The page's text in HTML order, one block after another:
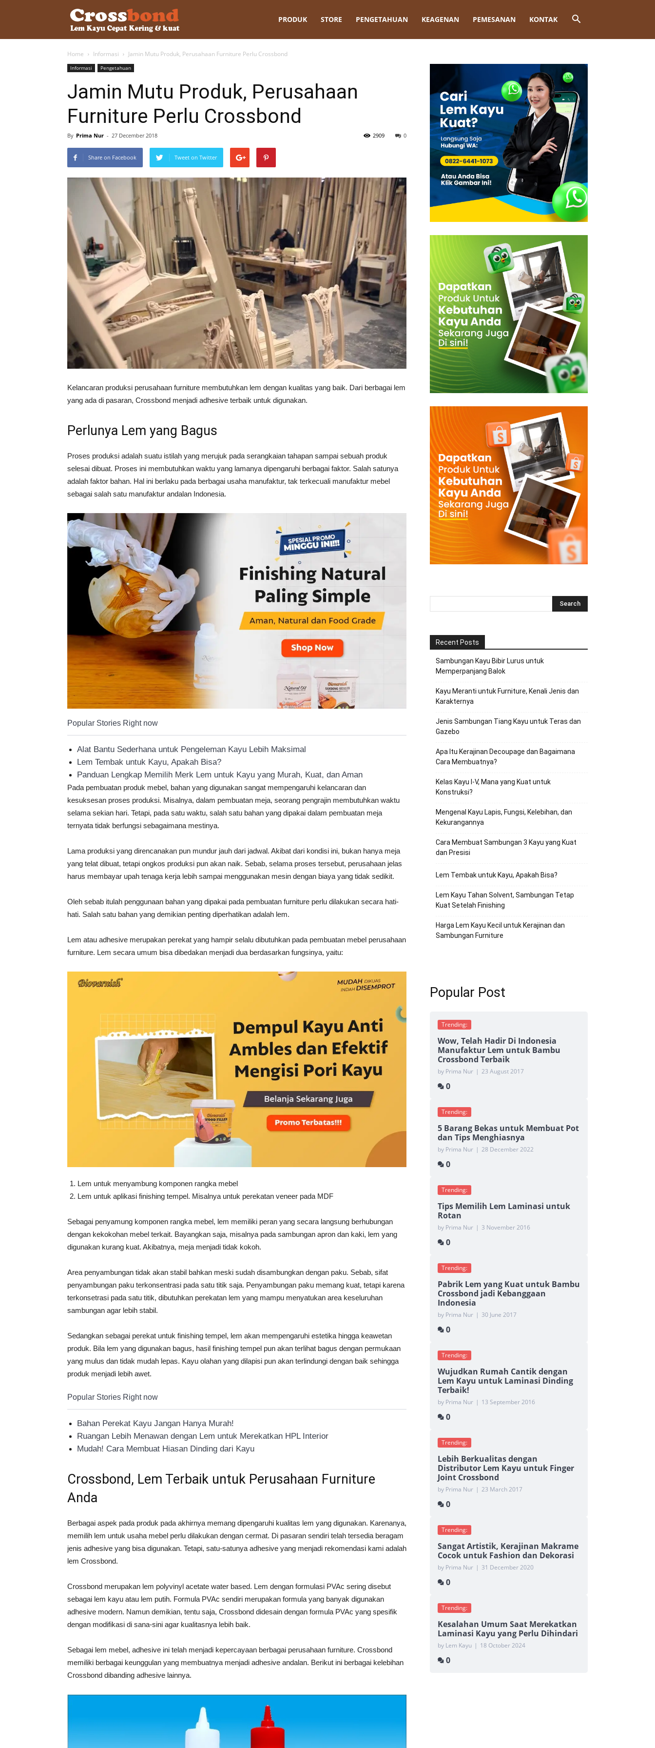
–
Lem
Kertas,
Vinyl
Cepat
Kering,
Kuat
Lama
PRODUK STORE PENGETAHUAN KEAGENAN PEMESANAN KONTAK
Home Informasi Jamin Mutu Produk, Perusahaan Furniture Perlu Crossbond
Informasi Pengetahuan
Jamin Mutu Produk, Perusahaan
Furniture Perlu Crossbond
By Prima Nur - 27 December 2018 0
2909
Share on Facebook Tweet on Twitter
Kelancaran produksi perusahaan furniture membutuhkan lem dengan kualitas yang baik. Dari berbagai lem
yang ada di pasaran, Crossbond menjadi adhesive terbaik untuk digunakan.
Perlunya Lem yang Bagus
Proses produksi adalah suatu istilah yang merujuk pada serangkaian tahapan sampai sebuah produk
selesai dibuat. Proses ini membutuhkan waktu yang lamanya dipengaruhi berbagai faktor. Salah satunya
adalah faktor bahan. Hal ini berlaku pada berbagai usaha manufaktur, tak terkecuali manufaktur mebel
sebagai salah satu manufaktur andalan Indonesia.
Popular Stories Right now
Alat Bantu Sederhana untuk Pengeleman Kayu Lebih Maksimal
Lem Tembak untuk Kayu, Apakah Bisa?
Panduan Lengkap Memilih Merk Lem untuk Kayu yang Murah, Kuat, dan Aman
Pada pembuatan produk mebel, bahan yang digunakan sangat mempengaruhi kelancaran dan
kesuksesan proses produksi. Misalnya, dalam pembuatan meja, seorang pengrajin membutuhkan waktu
selama sekian hari. Tetapi, pada satu waktu, salah satu bahan yang dipakai dalam pembuatan meja
ternyata tidak berfungsi sebagaimana mestinya.
Lama produksi yang direncanakan pun mundur jauh dari jadwal. Akibat dari kondisi ini, bukan hanya meja
yang telat dibuat, tetapi ongkos produksi pun akan naik. Sebab, selama proses tersebut, perusahaan jelas
harus membayar upah tenaga kerja lebih sampai menggunakan mesin dengan biaya yang tidak sedikit.
Oleh sebab itulah penggunaan bahan yang dipakai pada pembuatan furniture perlu dilakukan secara hati-
hati. Salah satu bahan yang demikian penting diperhatikan adalah lem.
Lem atau adhesive merupakan perekat yang hampir selalu dibutuhkan pada pembuatan mebel perusahaan
furniture. Lem secara umum bisa dibedakan menjadi dua berdasarkan fungsinya, yaitu:
Lem untuk menyambung komponen rangka mebel
Lem untuk aplikasi finishing tempel. Misalnya untuk perekatan veneer pada MDF
Sebagai penyamung komponen rangka mebel, lem memiliki peran yang secara langsung berhubungan
dengan kekokohan mebel terkait. Bayangkan saja, misalnya pada sambungan apron dan kaki, lem yang
digunakan kurang kuat. Akibatnya, meja menjadi tidak kokoh.
Area penyambungan tidak akan stabil bahkan meski sudah disambungkan dengan paku. Sebab, sifat
penyambungan paku terkonsentrasi pada satu titik saja. Penyambungan paku memang kuat, tetapi karena
terkonsetrasi pada satu titik, dibutuhkan perekatan lem yang mampu menyatukan area keseluruhan
sambungan agar lebih stabil.
Sedangkan sebagai perekat untuk finishing tempel, lem akan mempengaruhi estetika hingga keawetan
produk. Bila lem yang digunakan bagus, hasil finishing tempel pun akan terlihat bagus dengan permukaan
yang mulus dan tidak mudah lepas. Kayu olahan yang dilapisi pun akan terlindungi dengan baik sehingga
produk menjadi lebih awet.
Popular Stories Right now
Bahan Perekat Kayu Jangan Hanya Murah!
Ruangan Lebih Menawan dengan Lem untuk Merekatkan HPL Interior
Mudah! Cara Membuat Hiasan Dinding dari Kayu
Crossbond, Lem Terbaik untuk Perusahaan Furniture
Anda
Berbagai aspek pada produk pada akhirnya memang dipengaruhi kualitas lem yang digunakan. Karenanya,
memilih lem untuk usaha mebel perlu dilakukan dengan cermat. Di pasaran sendiri telah tersedia beragam
jenis adhesive yang bisa digunakan. Tetapi, satu-satunya adhesive yang menjadi rekomendasi kami adalah
lem Crossbond.
Crossbond merupakan lem polyvinyl acetate water based. Lem dengan formulasi PVAc sering disebut
sebagai lem kayu atau lem putih. Formula PVAc sendiri merupakan formula yang banyak digunakan
adhesive modern. Namun demikian, tentu saja, Crossbond didesain dengan formula PVAc yang spesifik
dengan modifikasi di sana-sini agar kualitasnya lebih baik.
Sebagai lem mebel, adhesive ini telah menjadi kepercayaan berbagai perusahaan furniture. Crossbond
memiliki berbagai keunggulan yang membuatnya menjadi adhesive andalan. Berikut ini berbagai kelebihan
Crossbond dibanding adhesive lainnya.
Recent Posts
Sambungan Kayu Bibir Lurus untuk
Memperpanjang Balok
Kayu Meranti untuk Furniture, Kenali Jenis dan
Karakternya
Jenis Sambungan Tiang Kayu untuk Teras dan
Gazebo
Apa Itu Kerajinan Decoupage dan Bagaimana
Cara Membuatnya?
Kelas Kayu I-V, Mana yang Kuat untuk
Konstruksi?
Mengenal Kayu Lapis, Fungsi, Kelebihan, dan
Kekurangannya
Cara Membuat Sambungan 3 Kayu yang Kuat
dan Presisi
Lem Tembak untuk Kayu, Apakah Bisa?
Lem Kayu Tahan Solvent, Sambungan Tetap
Kuat Setelah Finishing
Harga Lem Kayu Kecil untuk Kerajinan dan
Sambungan Furniture
Popular Post
Trending:
Wow, Telah Hadir Di Indonesia
Manufaktur Lem untuk Bambu
Crossbond Terbaik
by Prima Nur | 23 August 2017
0
Trending:
5 Barang Bekas untuk Membuat Pot
dan Tips Menghiasnya
by Prima Nur | 28 December 2022
0
Trending:
Tips Memilih Lem Laminasi untuk
Rotan
by Prima Nur | 3 November 2016
0
Trending:
Pabrik Lem yang Kuat untuk Bambu
Crossbond jadi Kebanggaan
Indonesia
by Prima Nur | 30 June 2017
0
Trending:
Wujudkan Rumah Cantik dengan
Lem Kayu untuk Laminasi Dinding
Terbaik!
by Prima Nur | 13 September 2016
0
Trending:
Lebih Berkualitas dengan
Distributor Lem Kayu untuk Finger
Joint Crossbond
by Prima Nur | 23 March 2017
0
Trending:
Sangat Artistik, Kerajinan Makrame
Cocok untuk Fashion dan Dekorasi
by Prima Nur | 31 December 2020
0
Trending:
Kesalahan Umum Saat Merekatkan
Laminasi Kayu yang Perlu Dihindari
by Lem Kayu | 18 October 2024
0